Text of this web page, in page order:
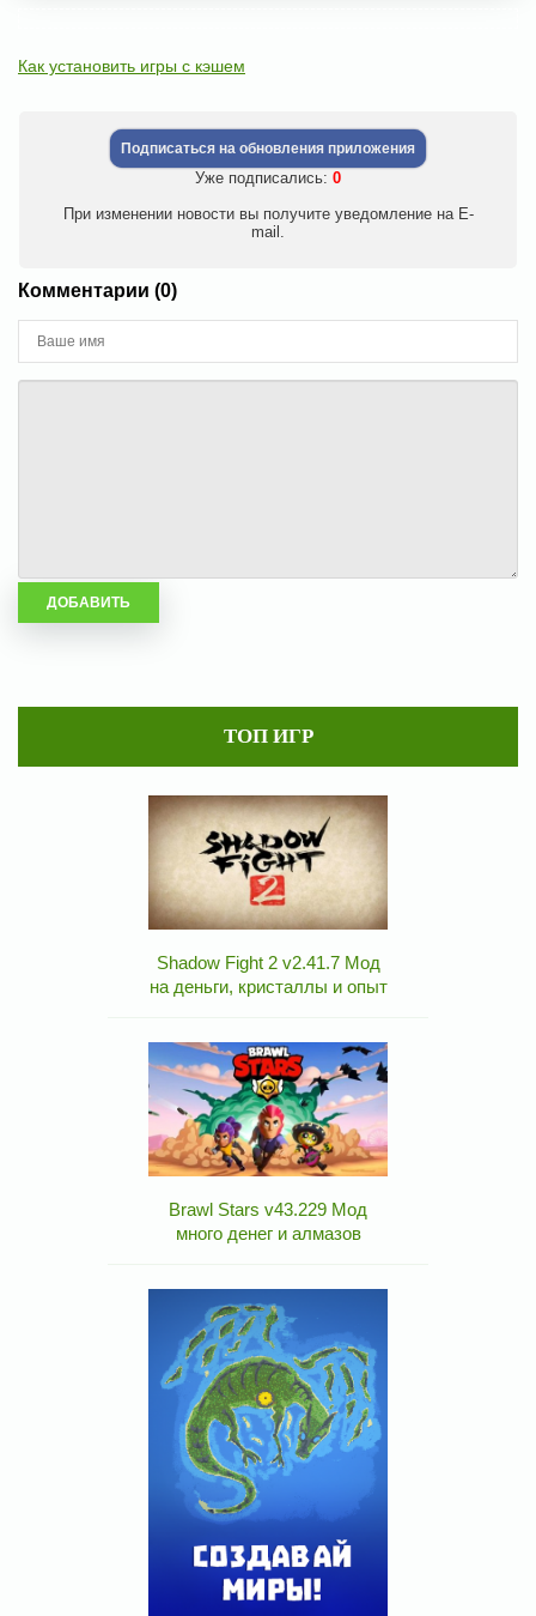
Как установить игры с кэшем
Подписаться на обновления приложения
Уже подписались: 0
При изменении новости вы получите уведомление на E-
mail.
Комментарии (0)
ТОП ИГР
Shadow Fight 2 v2.41.7 Мод
на деньги, кристаллы и опыт
Brawl Stars v43.229 Мод
много денег и алмазов